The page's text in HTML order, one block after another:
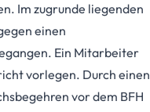
Im zugrunde liegenden
einen
Ein Mitarbeiter
vorlegen. Durch einen
vor dem BFH